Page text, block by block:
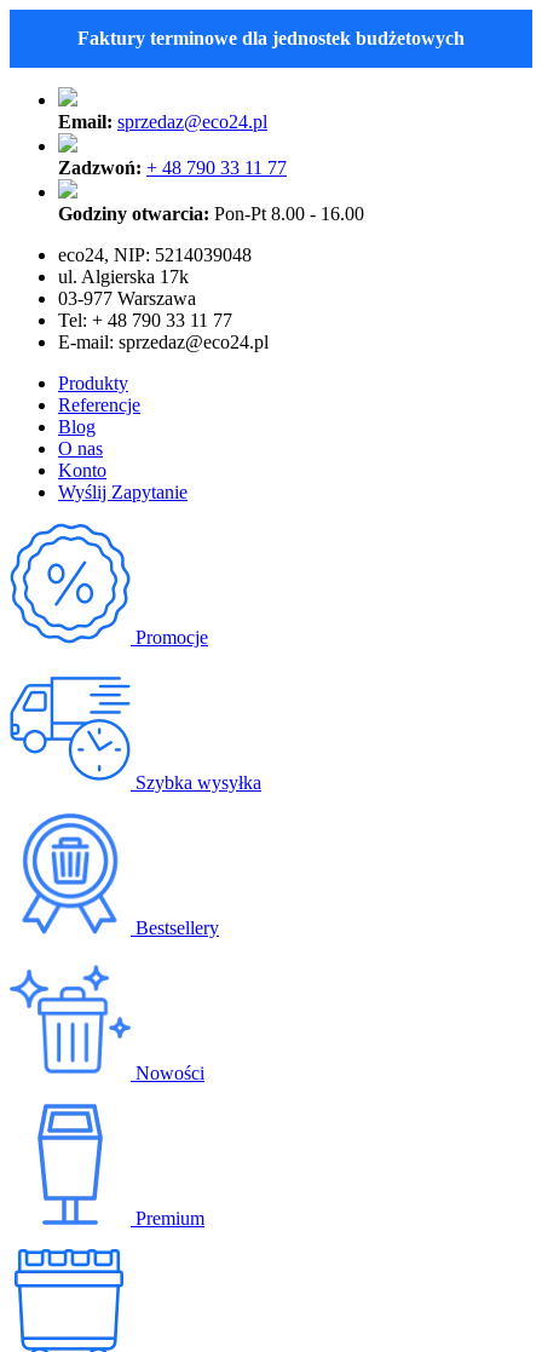
Faktury terminowe dla jednostek budżetowych
Email: sprzedaz@eco24.pl
Zadzwoń: + 48 790 33 11 77
Godziny otwarcia: Pon-Pt 8.00 - 16.00
eco24, NIP: 5214039048
ul. Algierska 17k
03-977 Warszawa
Tel: + 48 790 33 11 77
E-mail: sprzedaz@eco24.pl
Produkty
Referencje
Blog
O nas
Konto
Wyślij Zapytanie
Promocje
Szybka wysyłka
Bestsellery
Nowości
Premium